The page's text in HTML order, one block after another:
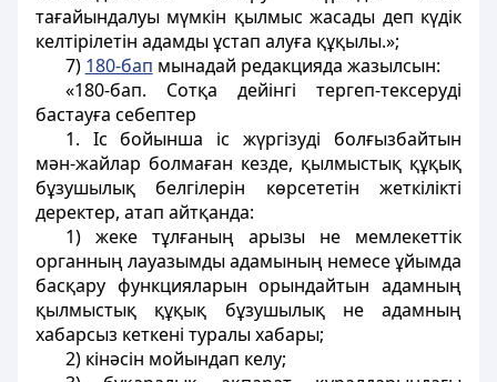
тағайындалуы мүмкін қылмыс жасады деп күдiк
келтірілетін адамды ұстап алуға құқылы.»;
7) 180-бап мынадай редакцияда жазылсын:
«180-бап. Сотқа дейінгі тергеп-тексеруді
бастауға себептер
1. Іс бойынша іс жүргізуді болғызбайтын
мән-жайлар болмаған кезде, қылмыстық құқық
бұзушылық белгілерін көрсететін жеткілікті
деректер, атап айтқанда:
1) жеке тұлғаның арызы не мемлекеттік
органның лауазымды адамының немесе ұйымда
басқару функцияларын орындайтын адамның
қылмыстық құқық бұзушылық не адамның
хабарсыз кеткені туралы хабары;
2) кiнәсiн мойындап келу;